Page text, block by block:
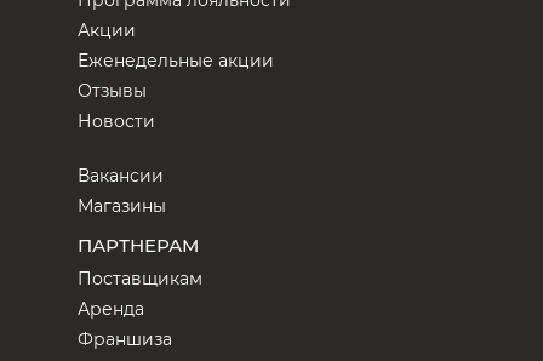
Акции
Еженедельные акции
Отзывы
Новости
Вакансии
Магазины
ПАРТНЕРАМ
Поставщикам
Аренда
Франшиза